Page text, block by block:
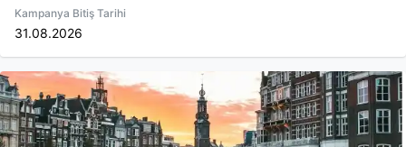
Kampanya Bitiş Tarihi
31.08.2026